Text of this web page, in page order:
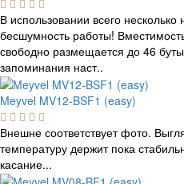
В использовании всего
бесшумность работы!
свободно размещается до 46
запоминания наст..
Meyvel MV12-BSF1 (easy)
Внешне соответствует фото.
температуру держит пока
касание...